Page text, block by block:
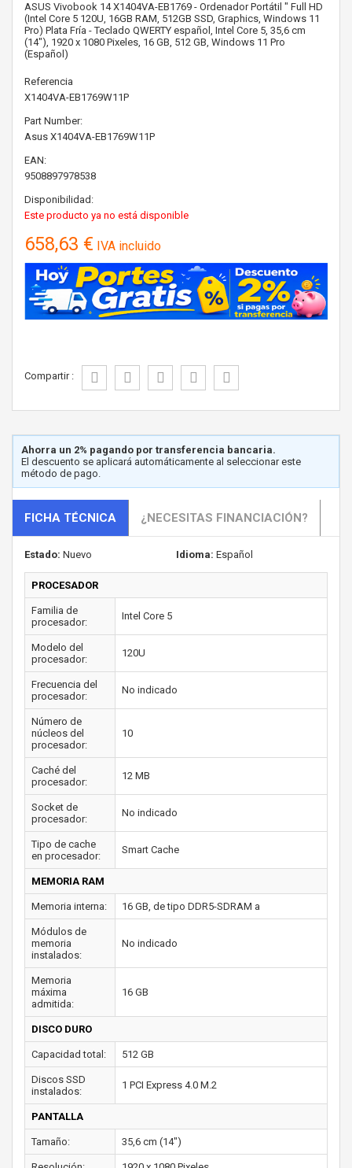
ASUS Vivobook 14 X1404VA-EB1769 - Ordenador Portátil " Full HD
(Intel Core 5 120U, 16GB RAM, 512GB SSD, Graphics, Windows 11
Pro) Plata Fría - Teclado QWERTY español, Intel Core 5, 35,6 cm
(14"), 1920 x 1080 Pixeles, 16 GB, 512 GB, Windows 11 Pro
(Español)
Referencia
X1404VA-EB1769W11P
Part Number:
Asus X1404VA-EB1769W11P
EAN:
9508897978538
Disponibilidad:
Este producto ya no está disponible
658,63 € IVA incluido
Compartir :
Ahorra un 2% pagando por transferencia bancaria.
El descuento se aplicará automáticamente al seleccionar este
método de pago.
FICHA TÉCNICA ¿NECESITAS FINANCIACIÓN?
Estado: Nuevo Idioma: Español
PROCESADOR
Familia de
procesador:
Intel Core 5
Modelo del
procesador:
120U
Frecuencia del
procesador:
No indicado
Número de
núcleos del
procesador:
10
Caché del
procesador:
12 MB
Socket de
procesador:
No indicado
Tipo de cache
en procesador:
Smart Cache
MEMORIA RAM
Memoria interna: 16 GB, de tipo DDR5-SDRAM a
Módulos de
memoria
instalados:
No indicado
Memoria
máxima
admitida:
16 GB
DISCO DURO
Capacidad total: 512 GB
Discos SSD
instalados:
1 PCI Express 4.0 M.2
PANTALLA
Tamaño: 35,6 cm (14")